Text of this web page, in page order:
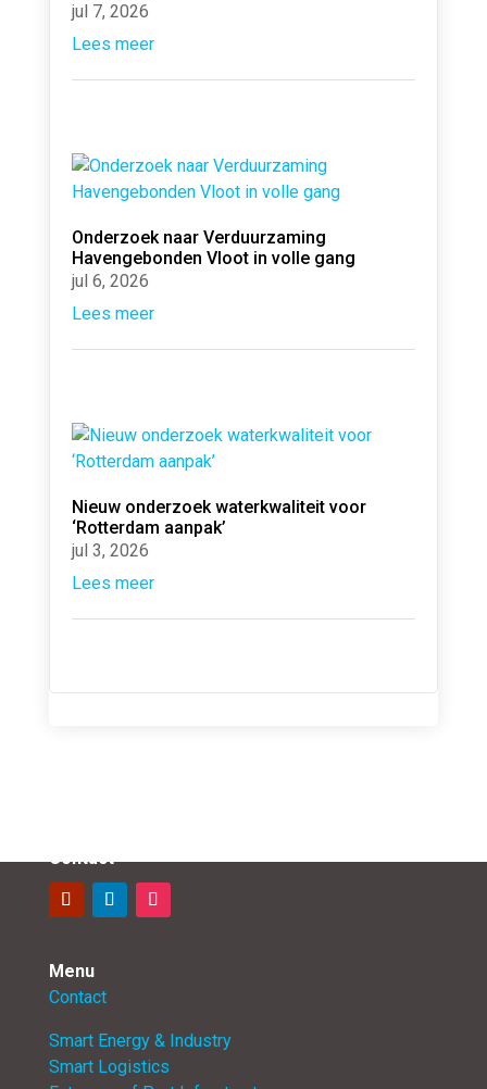
jul 7, 2026
Lees meer
Onderzoek naar Verduurzaming
Havengebonden Vloot in volle gang
jul 6, 2026
Lees meer
Nieuw onderzoek waterkwaliteit voor
‘Rotterdam aanpak’
jul 3, 2026
Lees meer
Contact
Menu
Contact
Smart Energy & Industry
Smart Logistics